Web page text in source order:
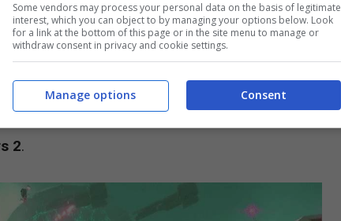
sta arrivando su Xbox uno dei giochi più
che rappresenta al momento l’unico
di successo e ha portato guadagni
2.
Some vendors may process your personal data on the basis of legitimate
interest, which you can object to by managing your options below. Look
for a link at the bottom of this page or in the site menu to manage or
withdraw consent in privacy and cookie settings.
Consent
Manage options